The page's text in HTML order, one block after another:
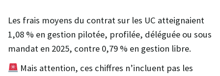
Les frais moyens du contrat sur les UC atteignaient
1,08 % en gestion pilotée, profilée, déléguée ou sous
mandat en 2025, contre 0,79 % en gestion libre.
Mais attention, ces chiffres n’incluent pas les